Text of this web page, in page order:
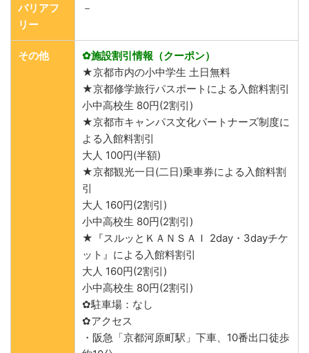
バリアフ
リー
－
その他
✿施設割引情報（クーポン）
★京都市内の小中学生 土日無料
★京都修学旅行パスポートによる入館料割引
小中高校生 80円(2割引)
★京都市キャンパス文化パートナーズ制度に
よる入館料割引
大人 100円(半額)
★京都観光一日(二日)乗車券による入館料割
引
大人 160円(2割引)
小中高校生 80円(2割引)
★『スルッとＫＡＮＳＡＩ 2day・3dayチケ
ット』による入館料割引
大人 160円(2割引)
小中高校生 80円(2割引)
✿駐車場：なし
✿アクセス
・阪急「京都河原町駅」下車、10番出口徒歩